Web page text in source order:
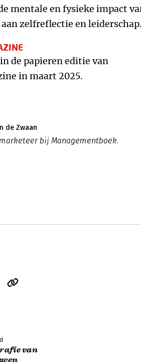
mentale en fysieke impact
zelfreflectie en leiderschap.
de papieren editie van
in maart 2025.
de Zwaan
bij Managementboek.
van